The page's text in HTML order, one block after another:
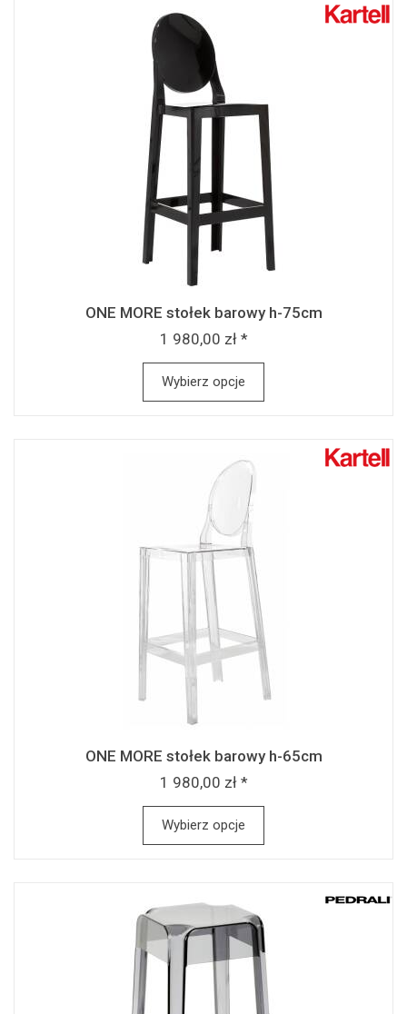
ONE MORE stołek barowy h-75cm
1 980,00 zł *
Wybierz opcje
ONE MORE stołek barowy h-65cm
1 980,00 zł *
Wybierz opcje